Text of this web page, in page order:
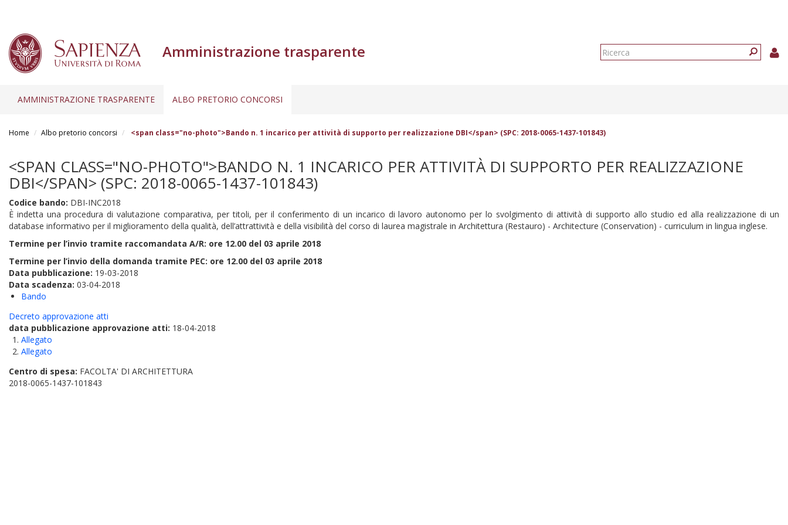
Amministrazione trasparente
Form
AMMINISTRAZIONE TRASPARENTE ALBO PRETORIO CONCORSI
Home Albo pretorio concorsi <span class="no-photo">Bando n. 1 incarico per attività di supporto per realizzazione DBI</span> (SPC: 2018-0065-1437-101843)
<SPAN CLASS="NO-PHOTO">BANDO N. 1 INCARICO PER ATTIVITÀ DI SUPPORTO PER REALIZZAZIONE
DBI</SPAN> (SPC: 2018-0065-1437-101843)
Codice bando: DBI-INC2018
È indetta una procedura di valutazione comparativa, per titoli, per il conferimento di un incarico di lavoro autonomo per lo svolgimento di attività di supporto allo studio ed alla realizzazione di un
database informativo per il miglioramento della qualità, dell’attrattività e della visibilità del corso di laurea magistrale in Architettura (Restauro) - Architecture (Conservation) - curriculum in lingua inglese.
Termine per l’invio tramite raccomandata A/R: ore 12.00 del 03 aprile 2018
Termine per l’invio della domanda tramite PEC: ore 12.00 del 03 aprile 2018
Data pubblicazione: 19-03-2018
Data scadenza: 03-04-2018
Bando
Decreto approvazione atti
data pubblicazione approvazione atti: 18-04-2018
Allegato
Allegato
Centro di spesa: FACOLTA' DI ARCHITETTURA
2018-0065-1437-101843